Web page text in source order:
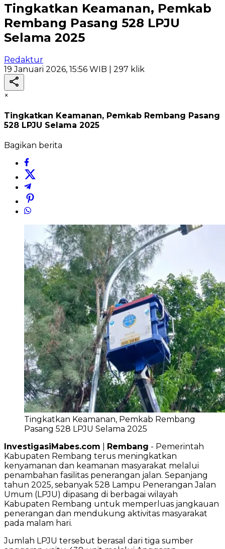
Tingkatkan Keamanan, Pemkab
Rembang Pasang 528 LPJU
Selama 2025
Redaktur
19 Januari 2026, 15:56 WIB | 297 klik
×
Tingkatkan Keamanan, Pemkab Rembang Pasang
528 LPJU Selama 2025
Bagikan berita
Tingkatkan Keamanan, Pemkab Rembang
Pasang 528 LPJU Selama 2025
InvestigasiMabes.com
Rembang - Pemerintah
Kabupaten Rembang terus meningkatkan
kenyamanan dan keamanan masyarakat melalui
penambahan fasilitas penerangan jalan. Sepanjang
tahun 2025, sebanyak 528 Lampu Penerangan Jalan
Umum (LPJU) dipasang di berbagai wilayah
Kabupaten Rembang untuk memperluas jangkauan
penerangan dan mendukung aktivitas masyarakat
pada malam hari.
Jumlah LPJU tersebut berasal dari tiga sumber